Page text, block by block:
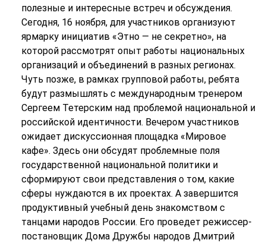
полезные и интересные встреч и обсуждения.
Сегодня, 16 ноября, для участников организуют
ярмарку инициатив «Этно — не секретно», на
которой рассмотрят опыт работы национальных
организаций и объединений в разных регионах.
Чуть позже, в рамках групповой работы, ребята
будут размышлять с международным тренером
Сергеем Тетерским над проблемой национальной и
российской идентичности. Вечером участников
ожидает дискуссионная площадка «Мировое
кафе». Здесь они обсудят проблемные поля
государственной национальной политики и
сформируют свои представления о том, какие
сферы нуждаются в их проектах. А завершится
продуктивный учебный день знакомством с
танцами народов России. Его проведет режиссер-
постановщик Дома Дружбы народов Дмитрий